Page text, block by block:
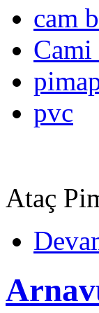
cam
pvc
Ataç